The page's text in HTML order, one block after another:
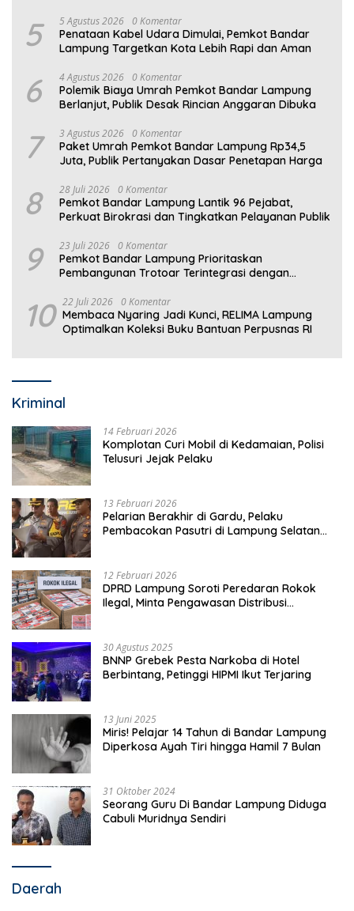
5 5 Agustus 2026 0 Komentar
Penataan Kabel Udara Dimulai, Pemkot Bandar
Lampung Targetkan Kota Lebih Rapi dan Aman
6 4 Agustus 2026 0 Komentar
Polemik Biaya Umrah Pemkot Bandar Lampung
Berlanjut, Publik Desak Rincian Anggaran Dibuka
7 3 Agustus 2026 0 Komentar
Paket Umrah Pemkot Bandar Lampung Rp34,5
Juta, Publik Pertanyakan Dasar Penetapan Harga
8 28 Juli 2026 0 Komentar
Pemkot Bandar Lampung Lantik 96 Pejabat,
Perkuat Birokrasi dan Tingkatkan Pelayanan Publik
9 23 Juli 2026 0 Komentar
Pemkot Bandar Lampung Prioritaskan
Pembangunan Trotoar Terintegrasi dengan
10 22 Juli 2026 0 Komentar
Membaca Nyaring Jadi Kunci, RELIMA Lampung
Optimalkan Koleksi Buku Bantuan Perpusnas RI
Kriminal
14 Februari 2026
Komplotan Curi Mobil di Kedamaian, Polisi
Telusuri Jejak Pelaku
13 Februari 2026
Pelarian Berakhir di Gardu, Pelaku
Pembacokan Pasutri di Lampung Selatan
12 Februari 2026
DPRD Lampung Soroti Peredaran Rokok
Ilegal, Minta Pengawasan Distribusi
30 Agustus 2025
BNNP Grebek Pesta Narkoba di Hotel
Berbintang, Petinggi HIPMI Ikut Terjaring
13 Juni 2025
Miris! Pelajar 14 Tahun di Bandar Lampung
Diperkosa Ayah Tiri hingga Hamil 7 Bulan
31 Oktober 2024
Seorang Guru Di Bandar Lampung Diduga
Cabuli Muridnya Sendiri
Daerah